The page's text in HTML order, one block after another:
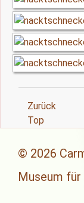
Zurück
Top
© 2026
Museum